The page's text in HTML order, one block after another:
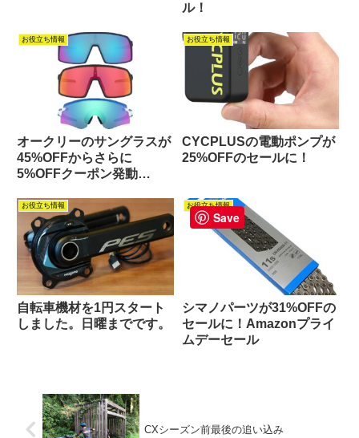
ル！
お役立ち情報
オークリーのサングラスが
45%OFFからさらに
5%OFFクーポン発動
お役立ち情報
CYCPLUSの電動ポンプが
25%OFFのセールに！
お役立ち情報
自転車機材を1円スタート
しました。日曜までです。
お役立ち情報
シマノパーツが31%OFFの
セールに！Amazonプライ
ムデーセール
CXシーズン前最後の追い込み
Save